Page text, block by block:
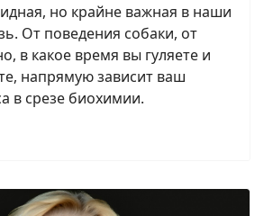
но крайне важная в наши
От поведения собаки, от
в какое время вы гуляете и
напрямую зависит ваш
в срезе биохимии.